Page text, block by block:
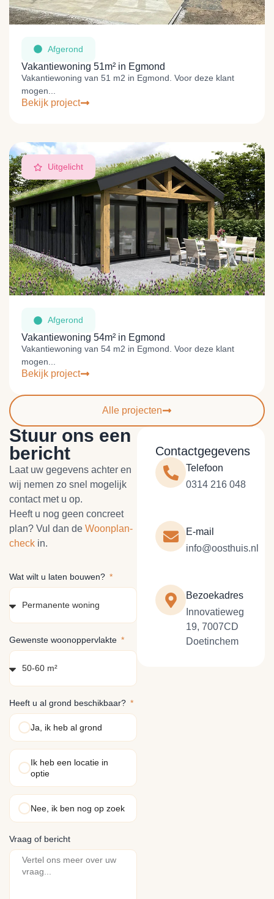
Afgerond
Vakantiewoning 51m² in Egmond
Vakantiewoning van 51 m2 in Egmond. Voor deze klant
mogen...
Bekijk project
Uitgelicht
Afgerond
Vakantiewoning 54m² in Egmond
Vakantiewoning van 54 m2 in Egmond. Voor deze klant
mogen...
Bekijk project
Alle projecten
Stuur ons een
bericht
Laat uw gegevens achter en
wij nemen zo snel mogelijk
contact met u op.
Heeft u nog geen concreet
plan? Vul dan de Woonplan-
check in.
Wat wilt u laten bouwen?
Gewenste woonoppervlakte
Heeft u al grond beschikbaar?
Ja, ik heb al grond
Ik heb een locatie in
optie
Nee, ik ben nog op zoek
Vraag of bericht
Contactgegevens
Telefoon
0314 216 048
E-mail
info@oosthuis.nl
Bezoekadres
Innovatieweg
19, 7007CD
Doetinchem